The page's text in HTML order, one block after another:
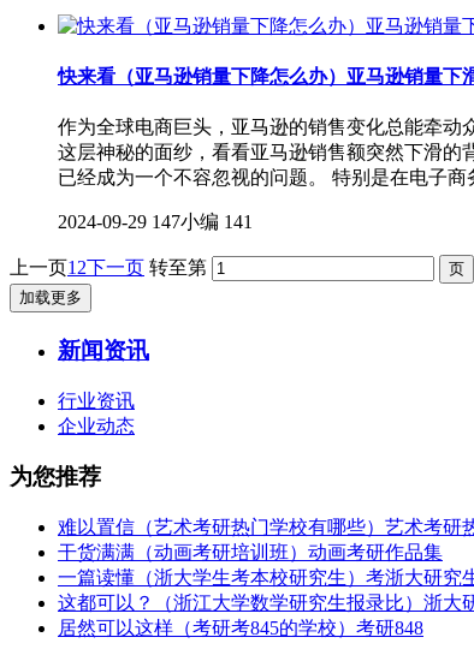
快来看（亚马逊销量下降怎么办）亚马逊销量下
作为全球电商巨头，亚马逊的销售变化总能牵
这层神秘的面纱，看看亚马逊销售额突然下滑的
已经成为一个不容忽视的问题。 特别是在电子商
2024-09-29 147小编 141
上一页1 2下一页 转至第
加载更多
新闻资讯
行业资讯
企业动态
为您推荐
难以置信（艺术考研热门学校有哪些）艺术考研
干货满满（动画考研培训班）动画考研作品集
一篇读懂（浙大学生考本校研究生）考浙大研究
这都可以？（浙江大学数学研究生报录比）浙大
居然可以这样（考研考845的学校）考研848